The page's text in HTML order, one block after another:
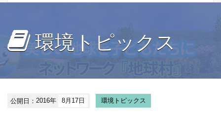
環境トピックス
公開日：2016年 8月17日 環境トピックス